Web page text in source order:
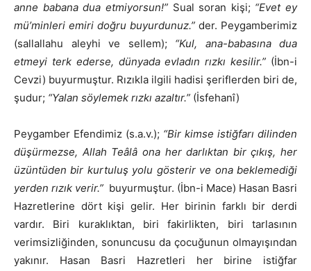
anne babana dua etmiyorsun!”Sual soran kişi; “Evet ey
mü’minleri emiri doğru buyurdunuz.” der. Peygamberimiz
(sallallahu aleyhi ve sellem); “Kul, ana-babasına dua
etmeyi terk ederse, dünyada evladın rızkı kesilir.” (İbn-i
Cevzi) buyurmuştur. Rızıkla ilgili hadisi şeriflerden biri de,
şudur; “Yalan söylemek rızkı azaltır.” (İsfehanî)
Peygamber Efendimiz (s.a.v.); “Bir kimse istiğfarı dilinden
düşürmezse, Allah Teâlâ ona her darlıktan bir çıkış, her
üzüntüden bir kurtuluş yolu gösterir ve ona beklemediği
yerden rızık verir.” buyurmuştur. (İbn-i Mace) Hasan Basri
Hazretlerine dört kişi gelir. Her birinin farklı bir derdi
vardır. Biri kuraklıktan, biri fakirlikten, biri tarlasının
verimsizliğinden, sonuncusu da çocuğunun olmayışından
yakınır. Hasan Basri Hazretleri her birine istiğfar